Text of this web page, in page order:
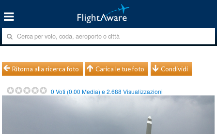
Ritorna alla ricerca foto Carica le tue foto Condividi
0 Voti (0.00 Media) e2.688 Visualizzazioni